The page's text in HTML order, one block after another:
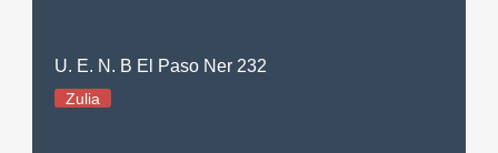
U. E. N. B El Paso Ner 232
Zulia